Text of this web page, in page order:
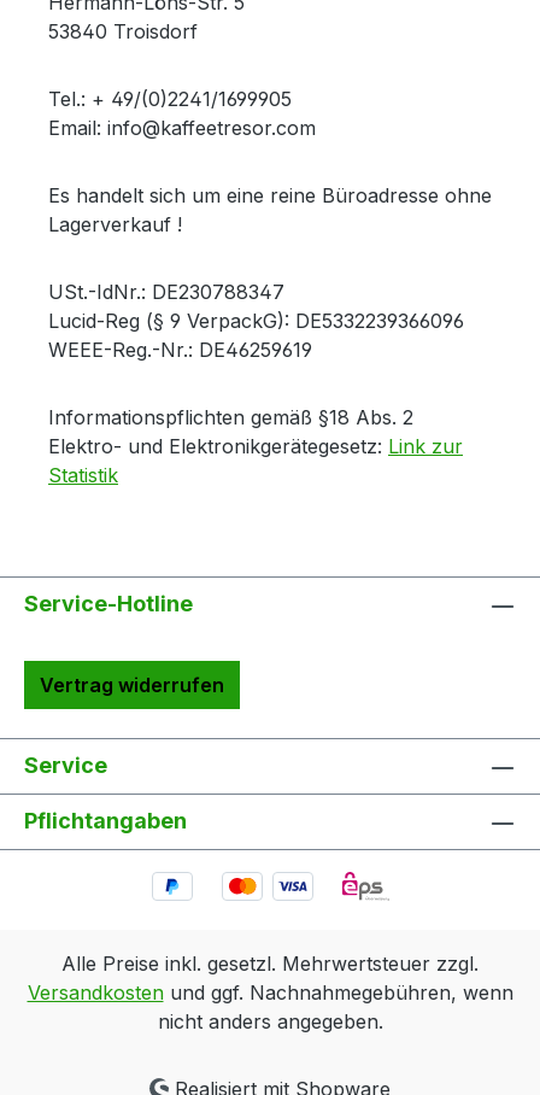
53840 Troisdorf
Tel.: + 49/(0)2241/1699905
Email: info@kaffeetresor.com
Es handelt sich um eine reine Büroadresse ohne
Lagerverkauf !
USt.-IdNr.: DE230788347
Lucid-Reg (§ 9 VerpackG): DE5332239366096
WEEE-Reg.-Nr.: DE46259619
Informationspflichten gemäß §18 Abs. 2
Elektro- und Elektronikgerätegesetz: Link zur
Statistik
Service-Hotline
Vertrag widerrufen
Service
Pflichtangaben
Alle Preise inkl. gesetzl. Mehrwertsteuer zzgl.
Versandkostenund ggf. Nachnahmegebühren, wenn
nicht anders angegeben.
Realisiert mit Shopware